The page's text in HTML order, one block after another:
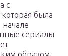
с
была
сериалы
образом,